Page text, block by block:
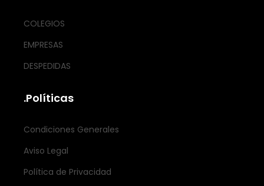
COLEGIOS
EMPRESAS
DESPEDIDAS
.Políticas
Condiciones Generales
Aviso Legal
Política de Privacidad